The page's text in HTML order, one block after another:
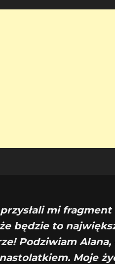
mi
że będzie to
Podziwiam Alana,
Moje